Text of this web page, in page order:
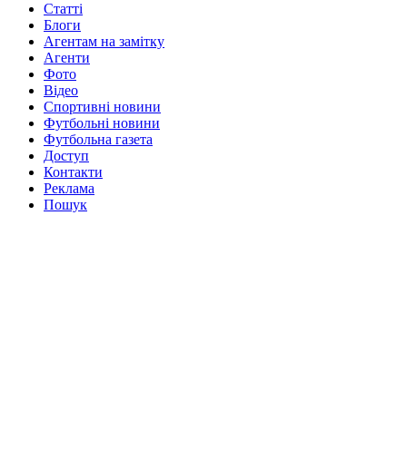
Статті
Блоги
Агентам на замітку
Агенти
Фото
Відео
Спортивні новини
Футбольні новини
Футбольна газета
Доступ
Контакти
Реклама
Пошук